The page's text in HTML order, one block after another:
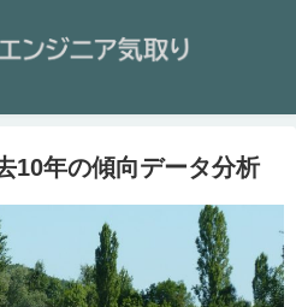
10年の傾向データ分析